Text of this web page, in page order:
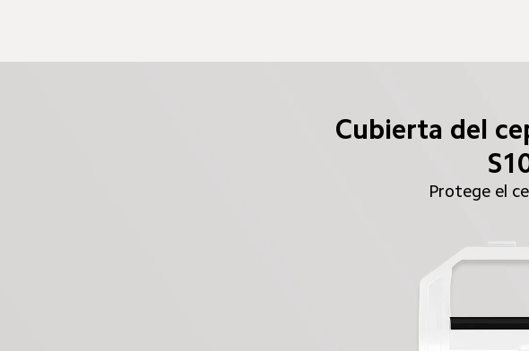
Cubierta del
Protege el